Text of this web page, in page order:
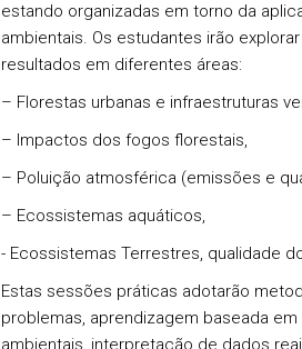
estando organizadas em torno da
ambientais. Os estudantes irão
resultados em diferentes áreas:
– Florestas urbanas e infraestruturas
– Impactos dos fogos florestais,
– Poluição atmosférica (emissões e
– Ecossistemas aquáticos,
- Ecossistemas Terrestres, qualidade
Estas sessões práticas adotarão
problemas, aprendizagem baseada
ambientais, interpretação de dados